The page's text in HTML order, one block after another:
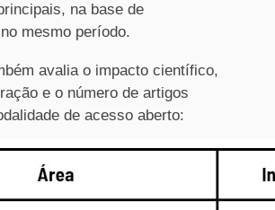
na base de
mesmo período.
avalia o impacto científico,
e o número de artigos
de acesso aberto: